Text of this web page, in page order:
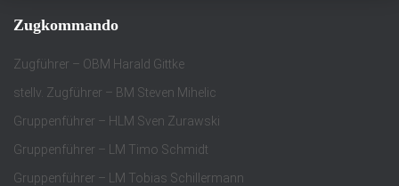
Zugkommando
Zugführer – OBM Harald Gittke
stellv. Zugführer – BM Steven Mihelic
Gruppenführer – HLM Sven Zurawski
Gruppenführer – LM Timo Schmidt
Gruppenführer – LM Tobias Schillermann